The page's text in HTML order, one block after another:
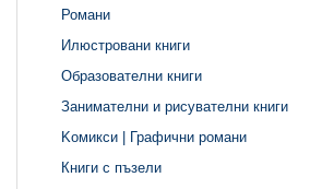
Романи
Илюстровани книги
Образователни книги
Занимателни и рисувателни книги
Kомикси | Графични романи
Книги с пъзели